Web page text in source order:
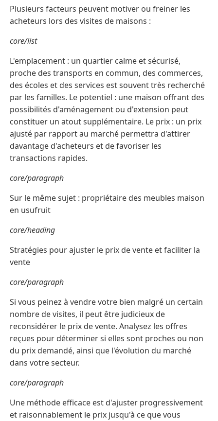
Plusieurs facteurs peuvent motiver ou freiner les
acheteurs lors des visites de maisons :
core/list
L'emplacement : un quartier calme et sécurisé,
proche des transports en commun, des commerces,
des écoles et des services est souvent très recherché
par les familles. Le potentiel : une maison offrant des
possibilités d'aménagement ou d'extension peut
constituer un atout supplémentaire. Le prix : un prix
ajusté par rapport au marché permettra d'attirer
davantage d'acheteurs et de favoriser les
transactions rapides.
core/paragraph
Sur le même sujet : propriétaire des meubles maison
en usufruit
core/heading
Stratégies pour ajuster le prix de vente et faciliter la
vente
core/paragraph
Si vous peinez à vendre votre bien malgré un certain
nombre de visites, il peut être judicieux de
reconsidérer le prix de vente. Analysez les offres
reçues pour déterminer si elles sont proches ou non
du prix demandé, ainsi que l'évolution du marché
dans votre secteur.
core/paragraph
Une méthode efficace est d'ajuster progressivement
et raisonnablement le prix jusqu'à ce que vous